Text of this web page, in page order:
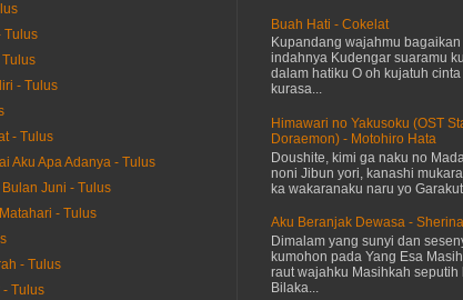
Tulus
- Tulus
- Tulus
Aku Apa Adanya - Tulus
Juni - Tulus
- Tulus
- Tulus
- Tulus
Buah Hati - Cokelat
Kupandang wajahmu
indahnya Kudengar suaramu
dalam hatiku O oh kujatuh
kurasa...
Himawari no Yakusoku (OST
Doraemon) - Motohiro Hata
Doushite, kimi ga naku no
noni Jibun yori, kanashi
ka wakaranaku naru yo
Aku Beranjak Dewasa - Sherina
Dimalam yang sunyi dan
kumohon pada Yang Esa
raut wajahku Masihkah seputih
Bilaka...